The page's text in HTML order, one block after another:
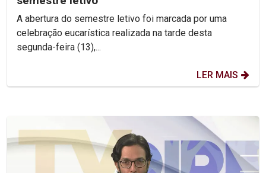
A abertura do semestre letivo foi marcada por uma
celebração eucarística realizada na tarde desta
segunda-feira (13),...
LER MAIS